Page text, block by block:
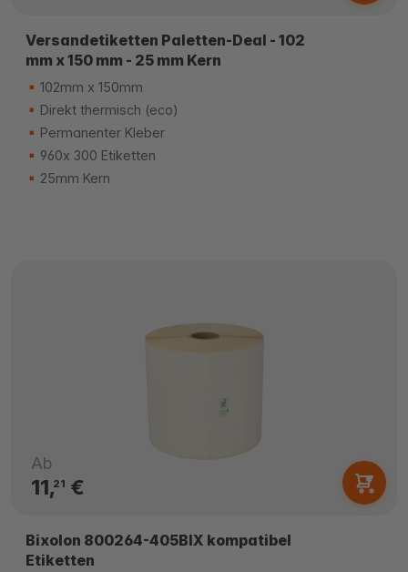
Versandetiketten Paletten-Deal - 102
mm x 150 mm - 25 mm Kern
102mm x 150mm
Direkt thermisch (eco)
Permanenter Kleber
960x 300 Etiketten
25mm Kern
Ab
11,21 €
Bixolon 800264-405BIX kompatibel
Etiketten